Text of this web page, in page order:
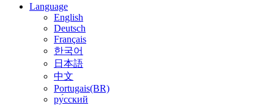
Language
English
Deutsch
Français
한국어
日本語
中文
Portugais(BR)
ру́сский